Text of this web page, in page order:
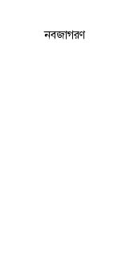
নবজাগরণ